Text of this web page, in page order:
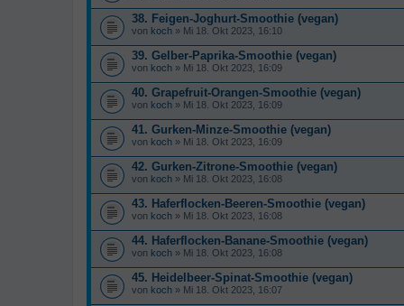
38. Feigen-Joghurt-Smoothie (vegan)
von koch » Mi 18. Okt 2023, 16:10
39. Gelber-Paprika-Smoothie (vegan)
von koch » Mi 18. Okt 2023, 16:09
40. Grapefruit-Orangen-Smoothie (vegan)
von koch » Mi 18. Okt 2023, 16:09
41. Gurken-Minze-Smoothie (vegan)
von koch » Mi 18. Okt 2023, 16:09
42. Gurken-Zitrone-Smoothie (vegan)
von koch » Mi 18. Okt 2023, 16:08
43. Haferflocken-Beeren-Smoothie (vegan)
von koch » Mi 18. Okt 2023, 16:08
44. Haferflocken-Banane-Smoothie (vegan)
von koch » Mi 18. Okt 2023, 16:08
45. Heidelbeer-Spinat-Smoothie (vegan)
von koch » Mi 18. Okt 2023, 16:07